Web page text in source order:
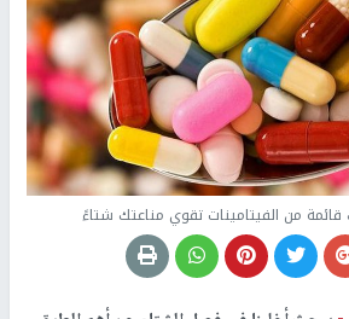
من الفيتامينات تقوي مناعتك شتاءً